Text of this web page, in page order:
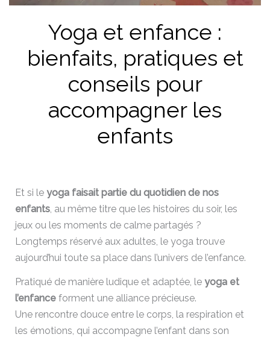
Yoga et enfance :
bienfaits, pratiques et
conseils pour
accompagner les
enfants
Et si le yoga faisait partie du quotidien de nos
enfants, au même titre que les histoires du soir, les
jeux ou les moments de calme partagés ?
Longtemps réservé aux adultes, le yoga trouve
aujourd’hui toute sa place dans l’univers de l’enfance.
Pratiqué de manière ludique et adaptée, le yoga et
l’enfanceforment une alliance précieuse.
Une rencontre douce entre le corps, la respiration et
les émotions, qui accompagne l’enfant dans son